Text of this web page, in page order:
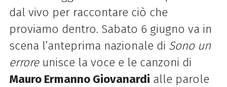
dal vivo per raccontare ciò che
proviamo dentro. Sabato 6 giugno va in
scena l’anteprima nazionale di Sono un
erroreunisce la voce e le canzoni di
Mauro Ermanno Giovanardi alle parole